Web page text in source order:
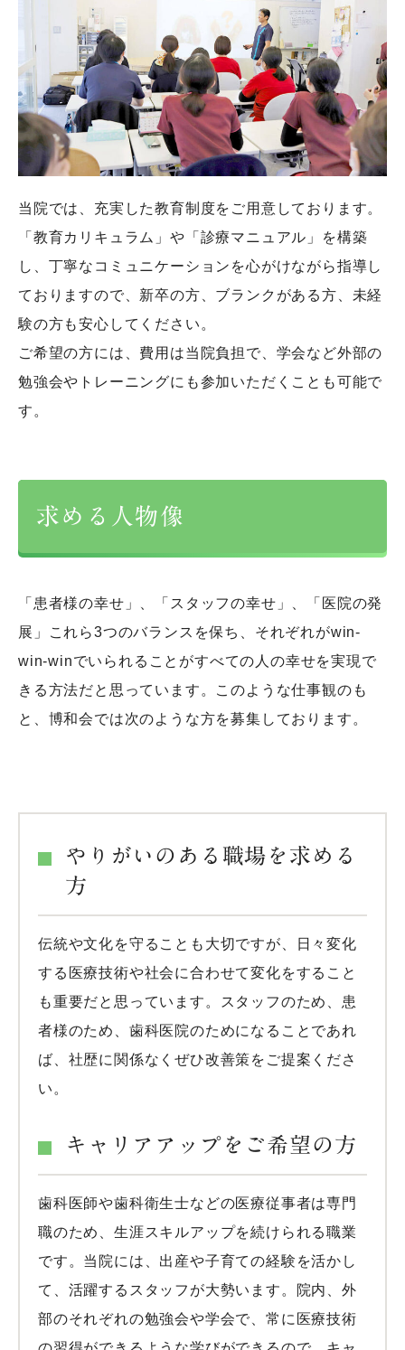
当院では、充実した教育制度をご用意しております。
「教育カリキュラム」や「診療マニュアル」を構築
し、丁寧なコミュニケーションを心がけながら指導し
ておりますので、新卒の方、ブランクがある方、未経
験の方も安心してください。
ご希望の方には、費用は当院負担で、学会など外部の
勉強会やトレーニングにも参加いただくことも可能で
す。
求める人物像
「患者様の幸せ」、「スタッフの幸せ」、「医院の発
展」これら3つのバランスを保ち、それぞれがwin-
win-winでいられることがすべての人の幸せを実現で
きる方法だと思っています。このような仕事観のも
と、博和会では次のような方を募集しております。
やりがいのある職場を求める
方
伝統や文化を守ることも大切ですが、日々変化
する医療技術や社会に合わせて変化をすること
も重要だと思っています。スタッフのため、患
者様のため、歯科医院のためになることであれ
ば、社歴に関係なくぜひ改善策をご提案くださ
い。
キャリアアップをご希望の方
歯科医師や歯科衛生士などの医療従事者は専門
職のため、生涯スキルアップを続けられる職業
です。当院には、出産や子育ての経験を活かし
て、活躍するスタッフが大勢います。院内、外
部のそれぞれの勉強会や学会で、常に医療技術